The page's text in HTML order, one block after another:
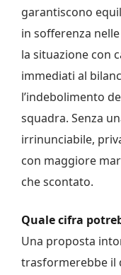
garantiscono
in sofferenza
la situazione con
immediati al
l’indebolimento
squadra. Senza
irrinunciabile,
con maggiore
che scontato.
Quale cifra
Una proposta
trasformerebbe il